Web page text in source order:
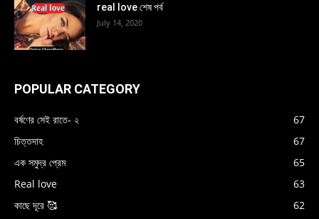
real love শেষ পর্ব
July 14, 2020
POPULAR CATEGORY
বর্ষণের সেই রাতে- ২
67
চিত্তদাহ
67
এক সমুদ্র প্রেম
65
Real love
63
কাছে দূরে 🥰
62